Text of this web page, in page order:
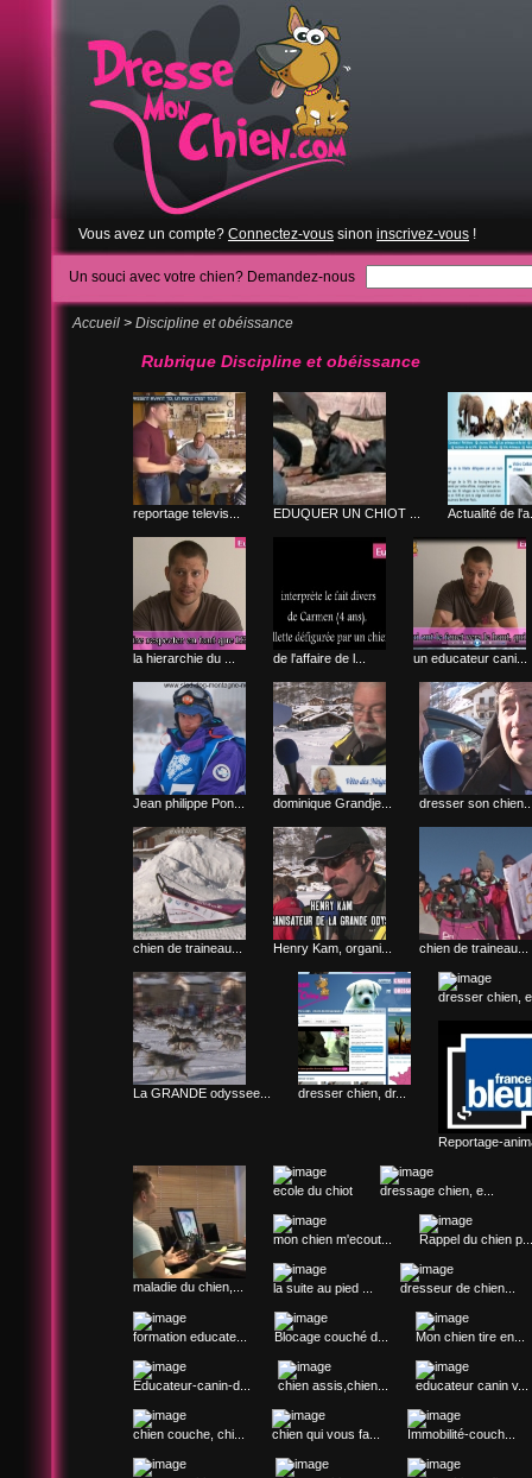
Vous avez un compte? Connectez-vous sinon inscrivez-vous !
Un souci avec votre chien? Demandez-nous
Accueil > Discipline et obéissance
Rubrique Discipline et obéissance
reportage televis... EDUQUER UN CHIOT ... Actualité de
la hierarchie du ... de l'affaire de l... un educateur cani...
Jean philippe Pon... dominique Grandje... dresser son
chien de traineau... Henry Kam, organi... chien de traineau...
La GRANDE odyssee... dresser chien, dr...
dresser chien,
Reportage-
maladie du chien,...
ecole du chiot dressage chien, e...
mon chien m'ecout... Rappel du chien p...
la suite au pied ... dresseur de chien...
formation educate... Blocage couché d... Mon chien tire en...
Educateur-canin-d... chien assis,chien... educateur canin v...
chien couche, chi... chien qui vous fa... Immobilité-couch...